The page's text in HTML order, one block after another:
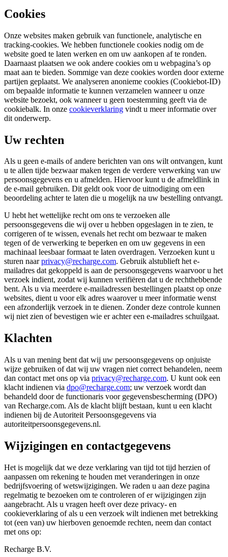
Cookies
Onze websites maken gebruik van functionele, analytische en
tracking-cookies. We hebben functionele cookies nodig om de
website goed te laten werken en om uw aankopen af te ronden.
Daarnaast plaatsen we ook andere cookies om u webpagina’s op
maat aan te bieden. Sommige van deze cookies worden door externe
partijen geplaatst. We analyseren anonieme cookies (Cookiebot-ID)
om bepaalde informatie te kunnen verzamelen wanneer u onze
website bezoekt, ook wanneer u geen toestemming geeft via de
cookiebalk. In onze cookieverklaring vindt u meer informatie over
dit onderwerp.
Uw rechten
Als u geen e-mails of andere berichten van ons wilt ontvangen, kunt
u te allen tijde bezwaar maken tegen de verdere verwerking van uw
persoonsgegevens en u afmelden. Hiervoor kunt u de afmeldlink in
de e-mail gebruiken. Dit geldt ook voor de uitnodiging om een
beoordeling achter te laten die u mogelijk na uw bestelling ontvangt.
U hebt het wettelijke recht om ons te verzoeken alle
persoonsgegevens die wij over u hebben opgeslagen in te zien, te
corrigeren of te wissen, evenals het recht om bezwaar te maken
tegen of de verwerking te beperken en om uw gegevens in een
machinaal leesbaar formaat te laten overdragen. Verzoeken kunt u
sturen naarprivacy@recharge.com. Gebruik alstublieft het e-
mailadres dat gekoppeld is aan de persoonsgegevens waarvoor u het
verzoek indient, zodat wij kunnen verifiëren dat u de rechthebbende
bent. Als u via meerdere e-mailadressen bestellingen plaatst op onze
websites, dient u voor elk adres waarover u meer informatie wenst
een afzonderlijk verzoek in te dienen. Zonder deze controle kunnen
wij niet zien of bevestigen wie er achter een e-mailadres schuilgaat.
Klachten
Als u van mening bent dat wij uw persoonsgegevens op onjuiste
wijze gebruiken of dat wij uw vragen niet correct behandelen, neem
dan contact met ons op via privacy@recharge.com. U kunt ook een
klacht indienen via dpo@recharge.com; uw verzoek wordt dan
behandeld door de functionaris voor gegevensbescherming (DPO)
van Recharge.com. Als de klacht blijft bestaan, kunt u een klacht
indienen bij de Autoriteit Persoonsgegevens via
autoriteitpersoonsgegevens.nl.
Wijzigingen en contactgegevens
Het is mogelijk dat we deze verklaring van tijd tot tijd herzien of
aanpassen om rekening te houden met veranderingen in onze
bedrijfsvoering of wetswijzigingen. We raden u aan deze pagina
regelmatig te bezoeken om te controleren of er wijzigingen zijn
aangebracht. Als u vragen heeft over deze privacy- en
cookieverklaring of als u een verzoek wilt indienen met betrekking
tot (een van) uw hierboven genoemde rechten, neem dan contact
met ons op:
Recharge B.V.